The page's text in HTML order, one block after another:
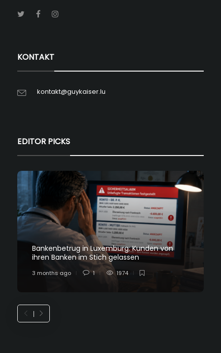
KONTAKT
kontakt@guykaiser.lu
EDITOR PICKS
Bankenbetrug in Luxemburg: Kunden von
ihren Banken im Stich gelassen
3 months ago 1 1974